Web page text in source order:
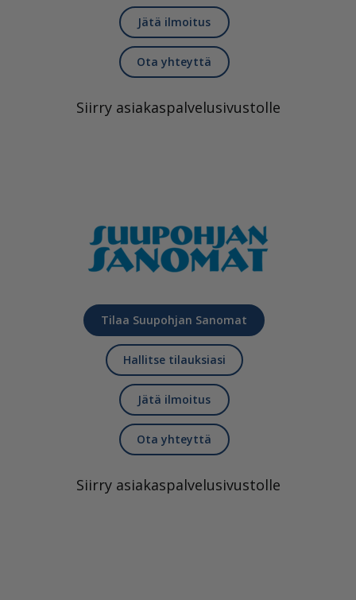
Jätä ilmoitus
Ota yhteyttä
Siirry asiakaspalvelusivustolle
Tilaa Suupohjan Sanomat
Hallitse tilauksiasi
Jätä ilmoitus
Ota yhteyttä
Siirry asiakaspalvelusivustolle